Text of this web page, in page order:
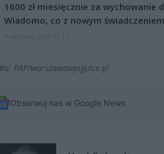
1600 zł miesięcznie za wychowanie
Wiadomo, co z nowym świadczeniem
PAP/warszawawpigulce.pl
Obserwuj nas w Google News